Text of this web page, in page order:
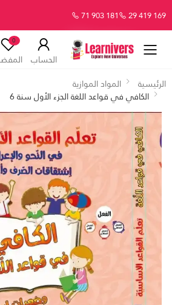
29 419 169
71 903 181
الحساب
0
الرئيسية
المواد الموازية
الكافي في قواعد اللغة الجزء الأول سنة 6